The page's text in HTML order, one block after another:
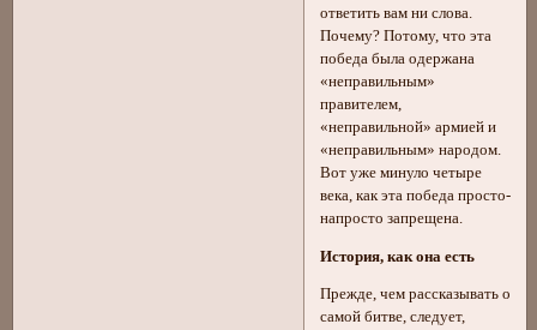
ответить вам ни слова.
Почему? Потому, что эта
победа была одержана
«неправильным»
правителем,
«неправильной» армией и
«неправильным» народом.
Вот уже минуло четыре
века, как эта победа просто-
напросто запрещена.
История, как она есть
Прежде, чем рассказывать о
самой битве, следует,